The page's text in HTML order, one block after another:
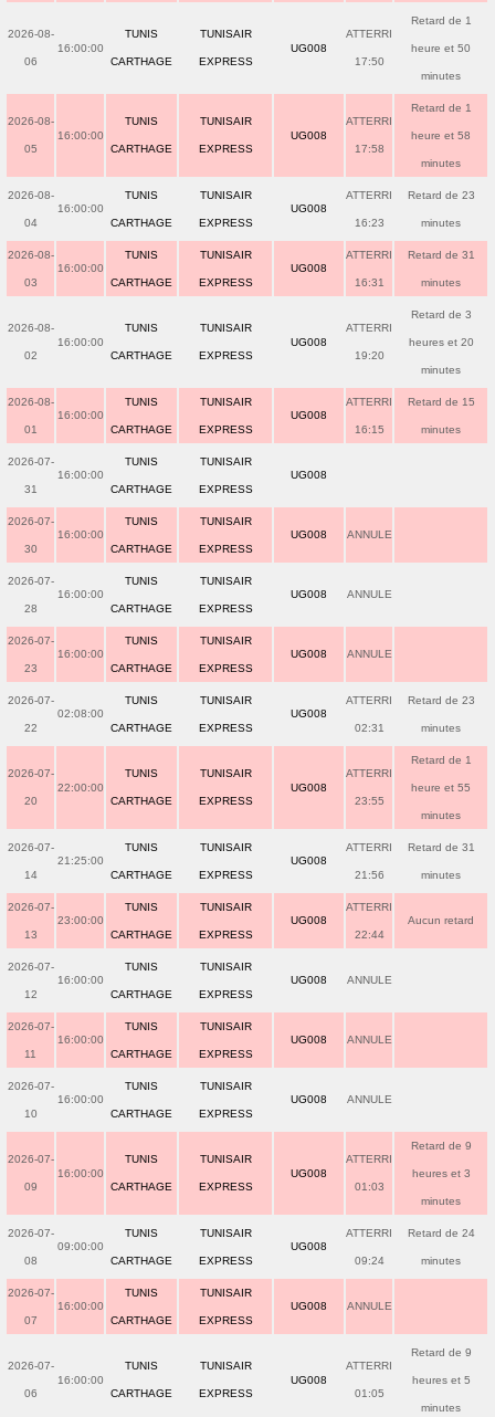
2026-08-
06
16:00:00
TUNIS
CARTHAGE
TUNISAIR
EXPRESS
UG008
ATTERRI
17:50
Retard de 1
heure et 50
minutes
2026-08-
05
16:00:00
TUNIS
CARTHAGE
TUNISAIR
EXPRESS
UG008
ATTERRI
17:58
Retard de 1
heure et 58
minutes
2026-08-
04
16:00:00
TUNIS
CARTHAGE
TUNISAIR
EXPRESS
UG008
ATTERRI
16:23
Retard de 23
minutes
2026-08-
03
16:00:00
TUNIS
CARTHAGE
TUNISAIR
EXPRESS
UG008
ATTERRI
16:31
Retard de 31
minutes
2026-08-
02
16:00:00
TUNIS
CARTHAGE
TUNISAIR
EXPRESS
UG008
ATTERRI
19:20
Retard de 3
heures et 20
minutes
2026-08-
01
16:00:00
TUNIS
CARTHAGE
TUNISAIR
EXPRESS
UG008
ATTERRI
16:15
Retard de 15
minutes
2026-07-
31
16:00:00
TUNIS
CARTHAGE
TUNISAIR
EXPRESS
UG008
2026-07-
30
16:00:00
TUNIS
CARTHAGE
TUNISAIR
EXPRESS
UG008 ANNULE
2026-07-
28
16:00:00
TUNIS
CARTHAGE
TUNISAIR
EXPRESS
UG008 ANNULE
2026-07-
23
16:00:00
TUNIS
CARTHAGE
TUNISAIR
EXPRESS
UG008 ANNULE
2026-07-
22
02:08:00
TUNIS
CARTHAGE
TUNISAIR
EXPRESS
UG008
ATTERRI
02:31
Retard de 23
minutes
2026-07-
20
22:00:00
TUNIS
CARTHAGE
TUNISAIR
EXPRESS
UG008
ATTERRI
23:55
Retard de 1
heure et 55
minutes
2026-07-
14
21:25:00
TUNIS
CARTHAGE
TUNISAIR
EXPRESS
UG008
ATTERRI
21:56
Retard de 31
minutes
2026-07-
13
23:00:00
TUNIS
CARTHAGE
TUNISAIR
EXPRESS
UG008
ATTERRI
22:44
Aucun retard
2026-07-
12
16:00:00
TUNIS
CARTHAGE
TUNISAIR
EXPRESS
UG008 ANNULE
2026-07-
11
16:00:00
TUNIS
CARTHAGE
TUNISAIR
EXPRESS
UG008 ANNULE
2026-07-
10
16:00:00
TUNIS
CARTHAGE
TUNISAIR
EXPRESS
UG008 ANNULE
2026-07-
09
16:00:00
TUNIS
CARTHAGE
TUNISAIR
EXPRESS
UG008
ATTERRI
01:03
Retard de 9
heures et 3
minutes
2026-07-
08
09:00:00
TUNIS
CARTHAGE
TUNISAIR
EXPRESS
UG008
ATTERRI
09:24
Retard de 24
minutes
2026-07-
07
16:00:00
TUNIS
CARTHAGE
TUNISAIR
EXPRESS
UG008 ANNULE
2026-07-
06
16:00:00
TUNIS
CARTHAGE
TUNISAIR
EXPRESS
UG008
ATTERRI
01:05
Retard de 9
heures et 5
minutes